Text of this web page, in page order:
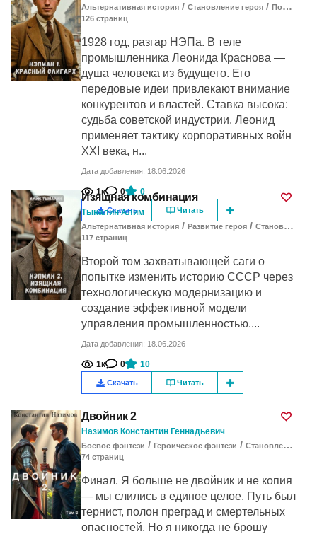
Альтернативная история / Становление героя / Попаданцы
126 cтраниц
1928 год, разгар НЭПа. В теле
промышленника Леонида Краснова —
душа человека из будущего. Его
передовые идеи привлекают внимание
конкурентов и властей. Ставка высока:
судьба советской индустрии. Леонид
применяет тактику корпоративных войн
XXI века, н...
Дата добавления: 18.06.2026
1к 0 0
Скачать Читать
Изящная комбинация
Тыналин Алим
Альтернативная история / Развитие героя / Становление героя
117 cтраниц
Второй том захватывающей саги о
попытке изменить историю СССР через
технологическую модернизацию и
создание эффективной модели
управления промышленностью....
Дата добавления: 18.06.2026
1к 0 10
Скачать Читать
Двойник 2
Назимов Константин Геннадьевич
Боевое фэнтези / Героическое фэнтези / Становление героя
74 cтраниц
Финал. Я больше не двойник и не копия
— мы слились в единое целое. Путь был
тернист, полон преград и смертельных
опасностей. Но я никогда не брошу